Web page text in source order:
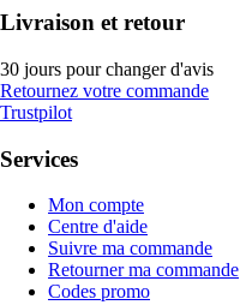
Livraison et retour
30 jours pour changer d'avis
Retournez votre commande
Trustpilot
Services
Mon compte
Centre d'aide
Suivre ma commande
Retourner ma commande
Codes promo